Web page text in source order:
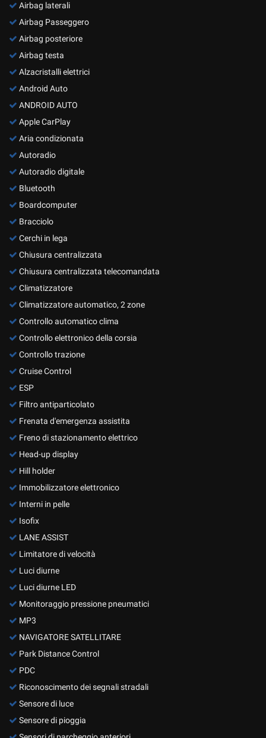
Airbag laterali
Airbag Passeggero
Airbag posteriore
Airbag testa
Alzacristalli elettrici
Android Auto
ANDROID AUTO
Apple CarPlay
Aria condizionata
Autoradio
Autoradio digitale
Bluetooth
Boardcomputer
Bracciolo
Cerchi in lega
Chiusura centralizzata
Chiusura centralizzata telecomandata
Climatizzatore
Climatizzatore automatico, 2 zone
Controllo automatico clima
Controllo elettronico della corsia
Controllo trazione
Cruise Control
ESP
Filtro antiparticolato
Frenata d'emergenza assistita
Freno di stazionamento elettrico
Head-up display
Hill holder
Immobilizzatore elettronico
Interni in pelle
Isofix
LANE ASSIST
Limitatore di velocità
Luci diurne
Luci diurne LED
Monitoraggio pressione pneumatici
MP3
NAVIGATORE SATELLITARE
Park Distance Control
PDC
Riconoscimento dei segnali stradali
Sensore di luce
Sensore di pioggia